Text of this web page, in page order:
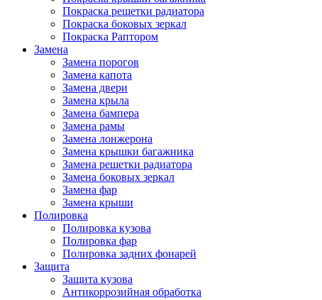
Покраска решетки радиатора
Покраска боковых зеркал
Покраска Раптором
Замена
Замена порогов
Замена капота
Замена двери
Замена крыла
Замена бампера
Замена рамы
Замена лонжерона
Замена крышки багажника
Замена решетки радиатора
Замена боковых зеркал
Замена фар
Замена крыши
Полировка
Полировка кузова
Полировка фар
Полировка задних фонарей
Защита
Защита кузова
Антикоррозийная обработка